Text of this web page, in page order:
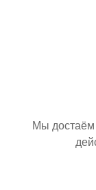
Мы достаём